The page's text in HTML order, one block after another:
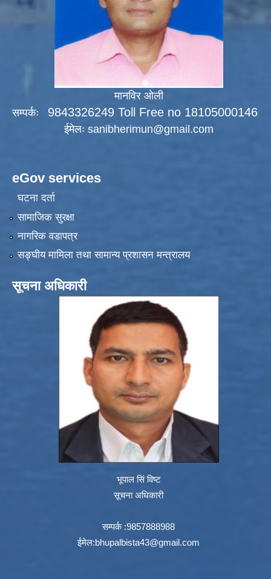
मानविर ओली
सम्पर्कः 9843326249 Toll Free no 18105000146
ईमेलः sanibherimun@gmail.com
eGov services
घटना दर्ता
सामाजिक सुरक्षा
नागरिक वडापत्र
सङ्‍घीय मामिला तथा सामान्य प्रशासन मन्त्रालय
सूचना अधिकारी
भूपाल सिं विष्ट
सूचना अधिकारी
सम्पर्क :9857888988
ईमेल:bhupalbista43@gmail.com